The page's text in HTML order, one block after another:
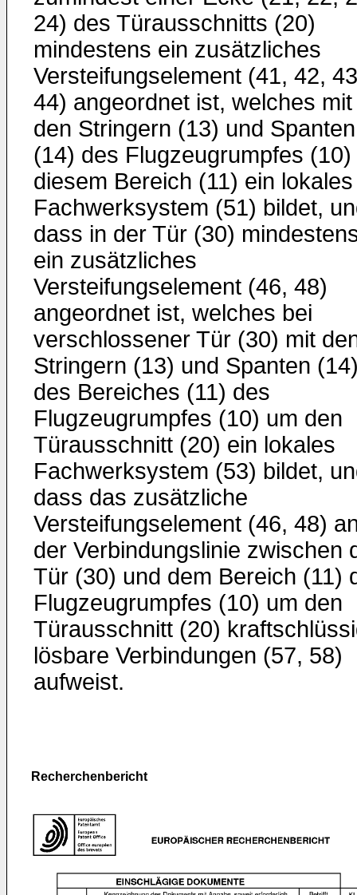
24) des Türausschnitts (20)
mindestens ein zusätzliches
Versteifungselement (41, 42,
44) angeordnet ist, welches mit
den Stringern (13) und Spanten
(14) des Flugzeugrumpfes (10)
diesem Bereich (11) ein lokales
Fachwerksystem (51) bildet,
dass in der Tür (30)
ein zusätzliches
Versteifungselement (46, 48)
angeordnet ist, welches bei
verschlossener Tür (30) mit
Stringern (13) und Spanten
des Bereiches (11) des
Flugzeugrumpfes (10) um den
Türausschnitt (20) ein lokales
Fachwerksystem (53) bildet,
dass das zusätzliche
Versteifungselement (46, 48)
der Verbindungslinie zwischen
Tür (30) und dem Bereich (11)
Flugzeugrumpfes (10) um den
Türausschnitt (20)
lösbare Verbindungen (57, 58)
aufweist.
Recherchenbericht